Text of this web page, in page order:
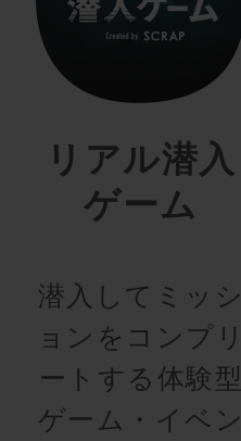
リアル潜入
ゲーム
潜入してミッシ
ョンをコンプリ
ートする体験型
ゲーム・イベン